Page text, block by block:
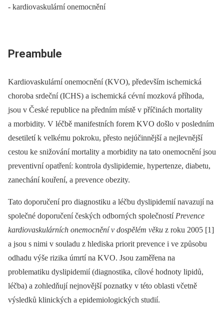
-⁠ kardiovaskulární onemocnění
Preambule
Kardiovaskulární onemocnění (KVO), především ischemická
choroba srdeční (ICHS) a ischemická cévní mozková příhoda,
jsou v České republice na předním místě v příčinách mortality
a morbidity. V léčbě manifestních forem KVO došlo v posledním
desetiletí k velkému pokroku, přesto nejúčinnější a nejlevnější
cestou ke snižování mortality a morbidity na tato onemocnění jsou
preventivní opatření: kontrola dyslipidemie, hypertenze, diabetu,
zanechání kouření, a prevence obezity.
Tato doporučení pro diagnostiku a léčbu dyslipidemií navazují na
společné doporučení českých odborných společností Prevence
kardiovaskulárních onemocnění v dospělém věku z roku 2005 [1]
a jsou s nimi v souladu z hlediska priorit prevence i ve způsobu
odhadu výše rizika úmrtí na KVO. Jsou zaměřena na
problematiku dyslipidemií (diagnostika, cílové hodnoty lipidů,
léčba) a zohledňují nejnovější poznatky v této oblasti včetně
výsledků klinických a epidemiologických studií.